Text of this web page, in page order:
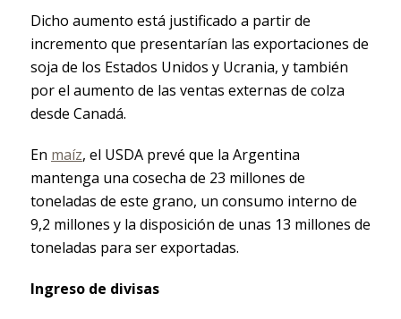
Dicho aumento está justificado a partir de
incremento que presentarían las exportaciones de
soja de los Estados Unidos y Ucrania, y también
por el aumento de las ventas externas de colza
desde Canadá.
En maíz, el USDA prevé que la Argentina
mantenga una cosecha de 23 millones de
toneladas de este grano, un consumo interno de
9,2 millones y la disposición de unas 13 millones de
toneladas para ser exportadas.
Ingreso de divisas